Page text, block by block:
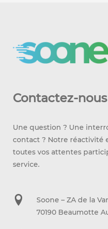
Contactez-nous
Une question ? Une
contact ? Notre réactivité
toutes vos attentes
service.
Soone – ZA de la
70190 Beaumotte